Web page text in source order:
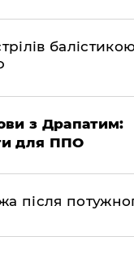
з Драпатим:
для ППО
після